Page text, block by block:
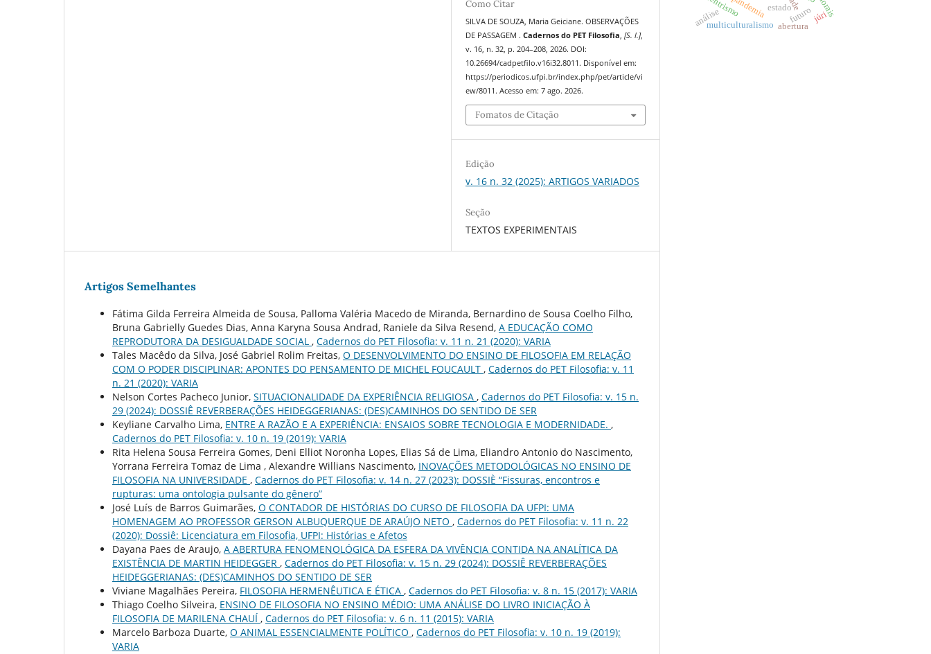
Como Citar
SILVA DE SOUZA, Maria Geiciane. OBSERVAÇÕES
DE PASSAGEM .Cadernos do PET Filosofia ,[S. l.],
v. 16, n. 32, p. 204–208, 2026. DOI:
10.26694/cadpetfilo.v16i32.8011. Disponível em:
https://periodicos.ufpi.br/index.php/pet/article/vi
ew/8011. Acesso em: 7 ago. 2026.
Fomatos de Citação
Edição
v. 16 n. 32 (2025): ARTIGOS VARIADOS
Seção
TEXTOS EXPERIMENTAIS
Artigos Semelhantes
Fátima Gilda Ferreira Almeida de Sousa, Palloma Valéria Macedo de Miranda, Bernardino de Sousa Coelho Filho,
Bruna Gabrielly Guedes Dias, Anna Karyna Sousa Andrad, Raniele da Silva Resend, A EDUCAÇÃO COMO
REPRODUTORA DA DESIGUALDADE SOCIAL , Cadernos do PET Filosofia: v. 11 n. 21 (2020): VARIA
Tales Macêdo da Silva, José Gabriel Rolim Freitas, O DESENVOLVIMENTO DO ENSINO DE FILOSOFIA EM RELAÇÃO
COM O PODER DISCIPLINAR: APONTES DO PENSAMENTO DE MICHEL FOUCAULT , Cadernos do PET Filosofia: v. 11
n. 21 (2020): VARIA
Nelson Cortes Pacheco Junior, SITUACIONALIDADE DA EXPERIÊNCIA RELIGIOSA , Cadernos do PET Filosofia: v. 15 n.
29 (2024): DOSSIÊ REVERBERAÇÕES HEIDEGGERIANAS: (DES)CAMINHOS DO SENTIDO DE SER
Keyliane Carvalho Lima, ENTRE A RAZÃO E A EXPERIÊNCIA: ENSAIOS SOBRE TECNOLOGIA E MODERNIDADE. ,
Cadernos do PET Filosofia: v. 10 n. 19 (2019): VARIA
Rita Helena Sousa Ferreira Gomes, Deni Elliot Noronha Lopes, Elias Sá de Lima, Eliandro Antonio do Nascimento,
Yorrana Ferreira Tomaz de Lima , Alexandre Willians Nascimento, INOVAÇÕES METODOLÓGICAS NO ENSINO DE
FILOSOFIA NA UNIVERSIDADE , Cadernos do PET Filosofia: v. 14 n. 27 (2023): DOSSIÈ “Fissuras, encontros e
rupturas: uma ontologia pulsante do gênero”
José Luís de Barros Guimarães, O CONTADOR DE HISTÓRIAS DO CURSO DE FILOSOFIA DA UFPI: UMA
HOMENAGEM AO PROFESSOR GERSON ALBUQUERQUE DE ARAÚJO NETO , Cadernos do PET Filosofia: v. 11 n. 22
(2020): Dossiê: Licenciatura em Filosofia, UFPI: Histórias e Afetos
Dayana Paes de Araujo, A ABERTURA FENOMENOLÓGICA DA ESFERA DA VIVÊNCIA CONTIDA NA ANALÍTICA DA
EXISTÊNCIA DE MARTIN HEIDEGGER , Cadernos do PET Filosofia: v. 15 n. 29 (2024): DOSSIÊ REVERBERAÇÕES
HEIDEGGERIANAS: (DES)CAMINHOS DO SENTIDO DE SER
Viviane Magalhães Pereira, FILOSOFIA HERMENÊUTICA E ÉTICA , Cadernos do PET Filosofia: v. 8 n. 15 (2017): VARIA
Thiago Coelho Silveira, ENSINO DE FILOSOFIA NO ENSINO MÉDIO: UMA ANÁLISE DO LIVRO INICIAÇÃO À
FILOSOFIA DE MARILENA CHAUÍ , Cadernos do PET Filosofia: v. 6 n. 11 (2015): VARIA
Marcelo Barboza Duarte, O ANIMAL ESSENCIALMENTE POLÍTICO , Cadernos do PET Filosofia: v. 10 n. 19 (2019):
VARIA
estadofuturo
pandemia
abertura
multiculturalismo
análise júri